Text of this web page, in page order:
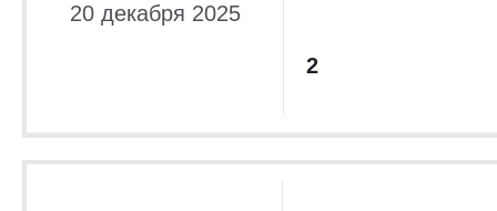
20 декабря 2025
2